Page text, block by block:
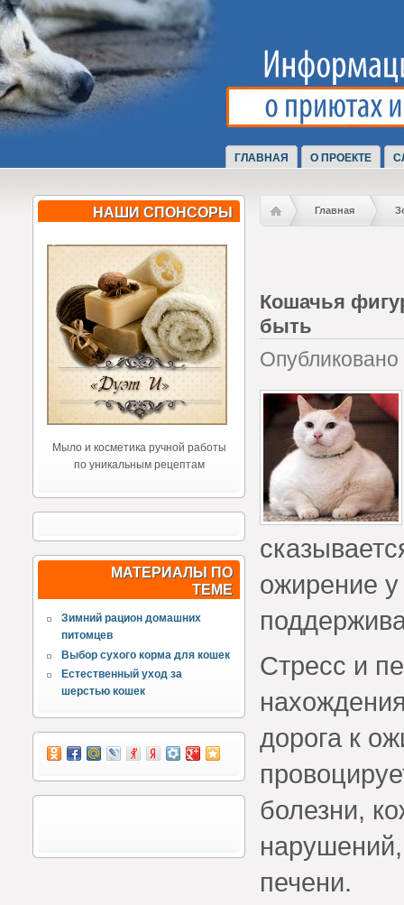
ГЛАВНАЯ О ПРОЕКТЕ
НАШИ СПОНСОРЫ
Мыло и косметика ручной работы
по уникальным рецептам
МАТЕРИАЛЫ ПО
ТЕМЕ
Зимний рацион домашних
питомцев
Выбор сухого корма для кошек
Естественный уход за
шерстью кошек
Главная
Кошачья
быть
ожирение
Стресс и
дорога к
болезни,
печени.